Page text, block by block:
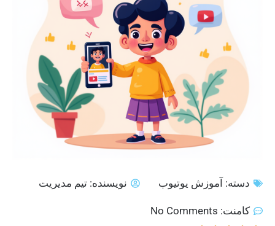
دسته: آموزش یوتیوب نویسنده: تیم مدیریت
کامنت: